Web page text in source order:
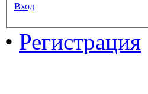
Вход
• Регистрация